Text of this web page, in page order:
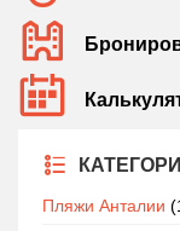
Пляжи Анталии